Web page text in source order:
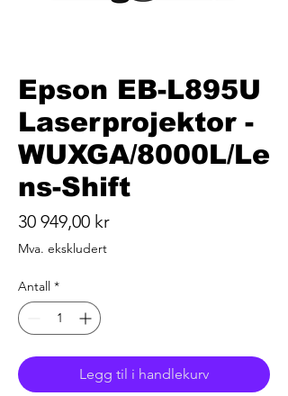
Epson EB-L895U
Laserprojektor -
WUXGA/8000L/Le
ns-Shift
30 949,00 krPris
Mva. ekskludert
Antall *
Legg til i handlekurv